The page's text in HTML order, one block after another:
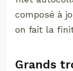
composé à
on fait la
Grands